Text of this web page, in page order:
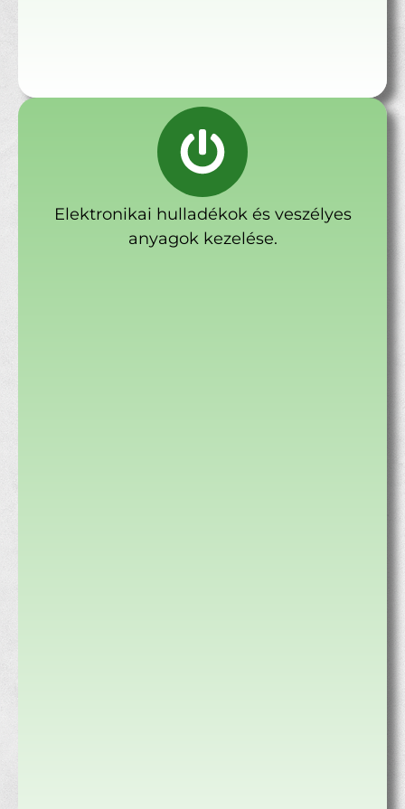
Elektronikai hulladékok és veszélyes
anyagok kezelése.